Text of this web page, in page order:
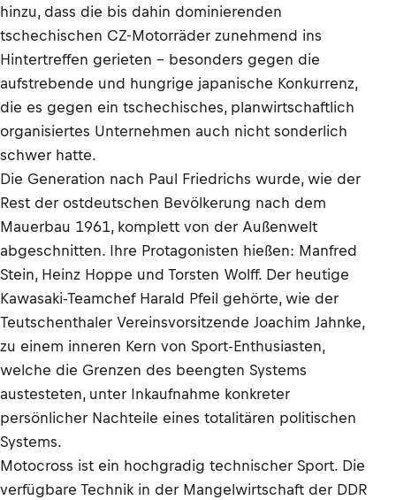
hinzu, dass die bis dahin dominierenden
tschechischen CZ-Motorräder zunehmend ins
Hintertreffen gerieten - besonders gegen die
aufstrebende und hungrige japanische Konkurrenz,
die es gegen ein tschechisches, planwirtschaftlich
organisiertes Unternehmen auch nicht sonderlich
schwer hatte.
Die Generation nach Paul Friedrichs wurde, wie der
Rest der ostdeutschen Bevölkerung nach dem
Mauerbau 1961, komplett von der Außenwelt
abgeschnitten. Ihre Protagonisten hießen: Manfred
Stein, Heinz Hoppe und Torsten Wolff. Der heutige
Kawasaki-Teamchef Harald Pfeil gehörte, wie der
Teutschenthaler Vereinsvorsitzende Joachim Jahnke,
zu einem inneren Kern von Sport-Enthusiasten,
welche die Grenzen des beengten Systems
austesteten, unter Inkaufnahme konkreter
persönlicher Nachteile eines totalitären politischen
Systems.
Motocross ist ein hochgradig technischer Sport. Die
verfügbare Technik in der Mangelwirtschaft der DDR